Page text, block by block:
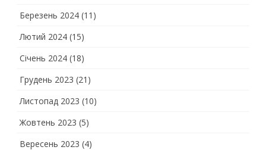
Березень 2024 (11)
Лютий 2024 (15)
Січень 2024 (18)
Грудень 2023 (21)
Листопад 2023 (10)
Жовтень 2023 (5)
Вересень 2023 (4)